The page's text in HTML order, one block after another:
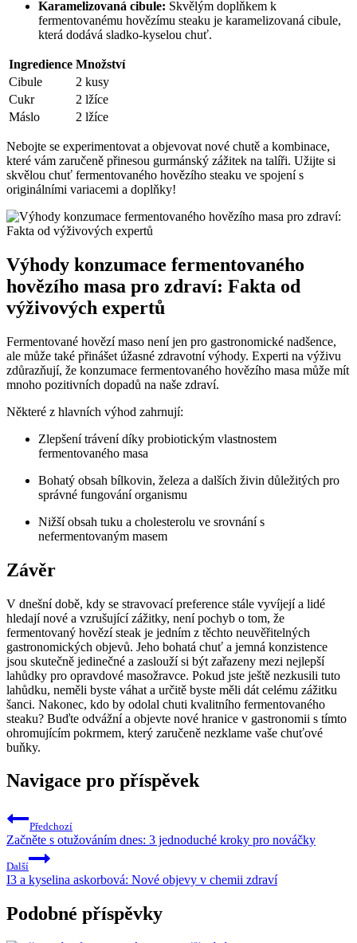
Karamelizovaná cibule: Skvělým doplňkem k
fermentovanému hovězímu steaku je karamelizovaná cibule,
která dodává sladko-kyselou chuť.
Ingredience Množství
Cibule
2 kusy
Cukr
2 lžíce
Máslo
2 lžíce
Nebojte se experimentovat a objevovat nové chutě a kombinace,
které vám zaručeně přinesou gurmánský zážitek na talíři. Užijte si
skvělou chuť fermentovaného hovězího steaku ve spojení s
originálními variacemi a doplňky!
Výhody konzumace fermentovaného
hovězího masa pro zdraví: Fakta od
výživových expertů
Fermentované hovězí maso není jen pro gastronomické nadšence,
ale může také přinášet úžasné zdravotní výhody. Experti na výživu
zdůrazňují, že konzumace fermentovaného hovězího masa může mít
mnoho pozitivních dopadů na naše zdraví.
Některé z hlavních výhod zahrnují:
Zlepšení trávení díky probiotickým vlastnostem
fermentovaného masa
Bohatý obsah bílkovin, železa a dalších živin důležitých pro
správné fungování organismu
Nižší obsah tuku a cholesterolu ve srovnání s
nefermentovaným masem
Závěr
V dnešní době, kdy se stravovací preference stále vyvíjejí a lidé
hledají nové a vzrušující zážitky, není pochyb o tom, že
fermentovaný hovězí steak je jedním z těchto neuvěřitelných
gastronomických objevů. Jeho bohatá chuť a jemná konzistence
jsou skutečně jedinečné a zaslouží si být zařazeny mezi nejlepší
lahůdky pro opravdové masožravce. Pokud jste ještě nezkusili tuto
lahůdku, neměli byste váhat a určitě byste měli dát celému zážitku
šanci. Nakonec, kdo by odolal chuti kvalitního fermentovaného
steaku? Buďte odvážní a objevte nové hranice v gastronomii s tímto
ohromujícím pokrmem, který zaručeně nezklame vaše chuťové
buňky.
Navigace pro příspěvek
Předchozí
Začněte s otužováním dnes: 3 jednoduché kroky pro nováčky
Další
I3 a kyselina askorbová: Nové objevy v chemii zdraví
Podobné příspěvky